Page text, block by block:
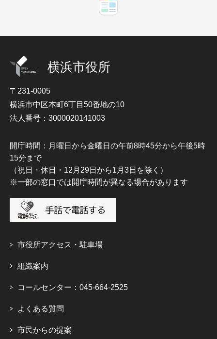
横浜市役所
〒231-0005
横浜市中区本町6丁目50番地の10
法人番号：3000020141003
開庁時間：月曜日から金曜日の午前8時45分から午後5時
15分まで
（祝日・休日・12月29日から1月3日を除く）
※一部の窓口では開庁時間が異なる場合があります
市役所アクセス・駐車場
組織案内
コールセンター：045-664-2525
よくある質問
市民からの提案